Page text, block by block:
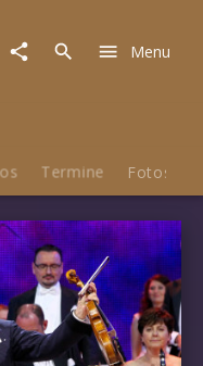
Menu
Termine Fotos